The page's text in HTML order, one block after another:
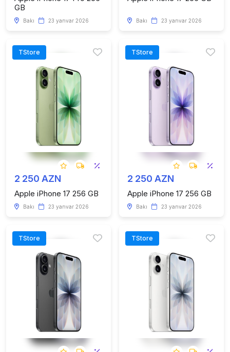
GB
Bakı 23 yanvar 2026 Bakı 23 yanvar 2026
TStore
2 250 AZN
Apple iPhone 17 256 GB
Bakı 23 yanvar 2026
TStore
2 250 AZN
Apple iPhone 17 256 GB
Bakı 23 yanvar 2026
TStore TStore